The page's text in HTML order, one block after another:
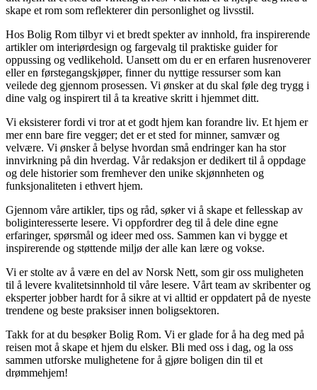
skape et rom som reflekterer din personlighet og livsstil.
Hos Bolig Rom tilbyr vi et bredt spekter av innhold, fra inspirerende
artikler om interiørdesign og fargevalg til praktiske guider for
oppussing og vedlikehold. Uansett om du er en erfaren husrenoverer
eller en førstegangskjøper, finner du nyttige ressurser som kan
veilede deg gjennom prosessen. Vi ønsker at du skal føle deg trygg i
dine valg og inspirert til å ta kreative skritt i hjemmet ditt.
Vi eksisterer fordi vi tror at et godt hjem kan forandre liv. Et hjem er
mer enn bare fire vegger; det er et sted for minner, samvær og
velvære. Vi ønsker å belyse hvordan små endringer kan ha stor
innvirkning på din hverdag. Vår redaksjon er dedikert til å oppdage
og dele historier som fremhever den unike skjønnheten og
funksjonaliteten i ethvert hjem.
Gjennom våre artikler, tips og råd, søker vi å skape et fellesskap av
boliginteresserte lesere. Vi oppfordrer deg til å dele dine egne
erfaringer, spørsmål og ideer med oss. Sammen kan vi bygge et
inspirerende og støttende miljø der alle kan lære og vokse.
Vi er stolte av å være en del av Norsk Nett, som gir oss muligheten
til å levere kvalitetsinnhold til våre lesere. Vårt team av skribenter og
eksperter jobber hardt for å sikre at vi alltid er oppdatert på de nyeste
trendene og beste praksiser innen boligsektoren.
Takk for at du besøker Bolig Rom. Vi er glade for å ha deg med på
reisen mot å skape et hjem du elsker. Bli med oss i dag, og la oss
sammen utforske mulighetene for å gjøre boligen din til et
drømmehjem!